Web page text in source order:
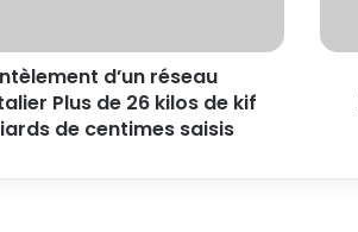
d’un réseau
Plus de 26 kilos de kif
de centimes saisis